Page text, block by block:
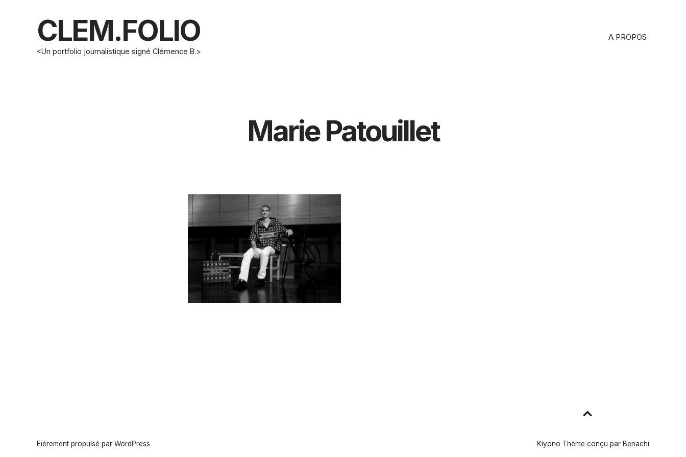
CLEM.FOLIO
<Un portfolio journalistique signé Clémence B.>
A PROPOS
Marie Patouillet
Fièrement propulsé par WordPress Kiyono Thème conçu par Benachi